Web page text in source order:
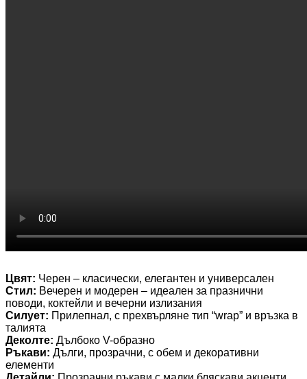
Цвят: Черен – класически, елегантен и универсален
Стил: Вечерен и модерен – идеален за празнични
поводи, коктейли и вечерни излизания
Силует: Прилепнал, с прехвърляне тип “wrap” и връзка в
талията
Деколте: Дълбоко V-образно
Ръкави: Дълги, прозрачни, с обем и декоративни
елементи